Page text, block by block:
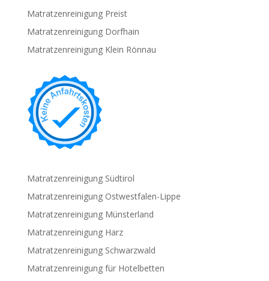
Matratzenreinigung Preist
Matratzenreinigung Dorfhain
Matratzenreinigung Klein Rönnau
Matratzenreinigung Südtirol
Matratzenreinigung Ostwestfalen-Lippe
Matratzenreinigung Münsterland
Matratzenreinigung Harz
Matratzenreinigung Schwarzwald
Matratzenreinigung für Hotelbetten